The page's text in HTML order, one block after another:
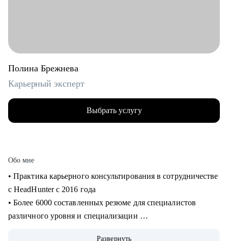
Полина Брежнева
Карьерный эксперт
Выбрать услугу
Обо мне
• Практика карьерного консультирования в сотрудничестве
с HeadHunter с 2016 года
• Более 6000 составленных резюме для специалистов
различного уровня и специализации
Развернуть